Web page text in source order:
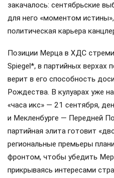
закачалось: сентябрьские
для него «моментом
политическая карьера
Позиции Мерца в ХДС
Spiegel*, в партийных верхах
верит в его способность
Рождества. В кулуарах уже
«часа икс» — 21 сентября,
и Мекленбурге — Передней
партийная элита готовит
региональные премьеры
фронтом, чтобы убедить
прикрываясь интересами